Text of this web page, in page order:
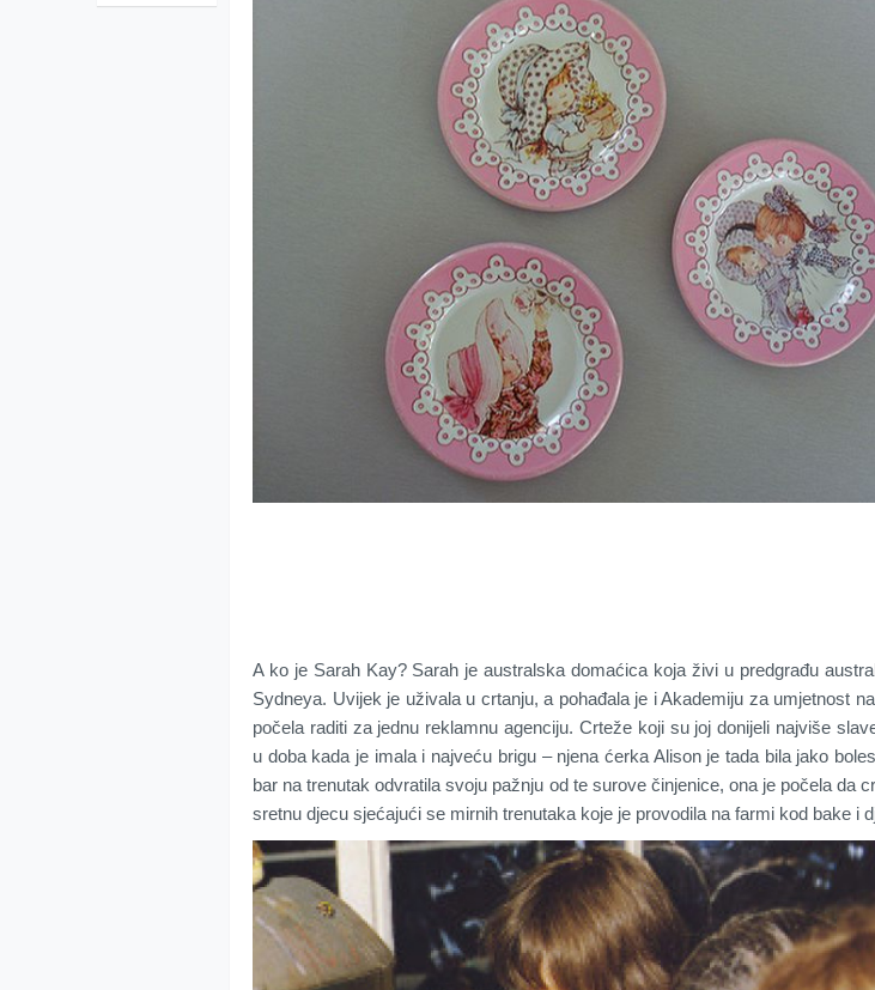
A ko je Sarah Kay? Sarah je australska domaćica koja živi u predgrađu
Sydneya. Uvijek je uživala u crtanju, a pohađala je i Akademiju za umjetnost
počela raditi za jednu reklamnu agenciju. Crteže koji su joj donijeli najviše
u doba kada je imala i najveću brigu – njena ćerka Alison je tada bila jako
bar na trenutak odvratila svoju pažnju od te surove činjenice, ona je počela da
sretnu djecu sjećajući se mirnih trenutaka koje je provodila na farmi kod bake i